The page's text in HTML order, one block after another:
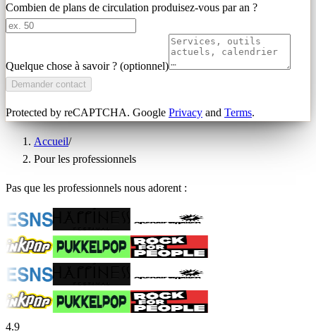
Combien de plans de circulation produisez-vous par an ?
Quelque chose à savoir ? (optionnel)
Demander contact
Protected by reCAPTCHA. Google Privacy and Terms.
Accueil/
Pour les professionnels
Pas que les professionnels nous adorent :
4.9